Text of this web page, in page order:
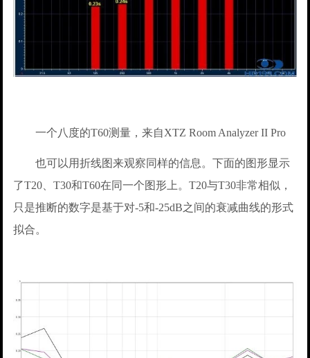
一个八度的T60测量，来自XTZ Room Analyzer II Pro
也可以用折线图来观察同样的信息。下面的图形显示
了T20、T30和T60在同一个图形上。T20与T30非常相似，
只是推断的数字是基于对-5和-25dB之间的衰减曲线的形式
拟合。